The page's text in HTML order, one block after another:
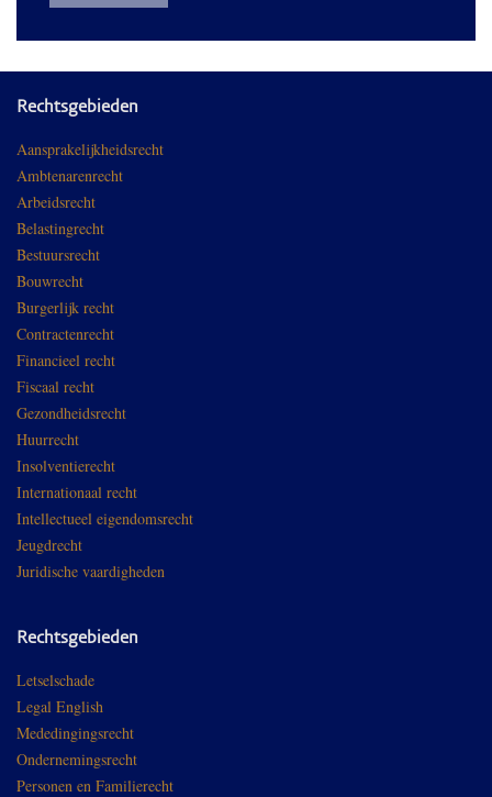
Rechtsgebieden
Aansprakelijkheidsrecht
Ambtenarenrecht
Arbeidsrecht
Belastingrecht
Bestuursrecht
Bouwrecht
Burgerlijk recht
Contractenrecht
Financieel recht
Fiscaal recht
Gezondheidsrecht
Huurrecht
Insolventierecht
Internationaal recht
Intellectueel eigendomsrecht
Jeugdrecht
Juridische vaardigheden
Rechtsgebieden
Letselschade
Legal English
Mededingingsrecht
Ondernemingsrecht
Personen en Familierecht